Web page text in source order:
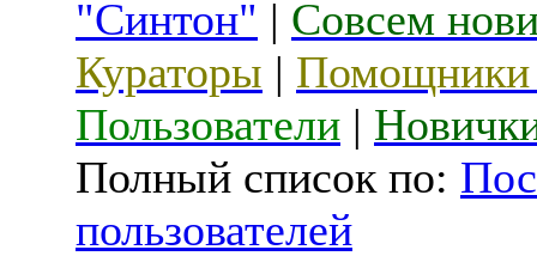
"Синтон" | Совсем
Кураторы | Помощники
Пользователи |
Полный список по:
пользователей